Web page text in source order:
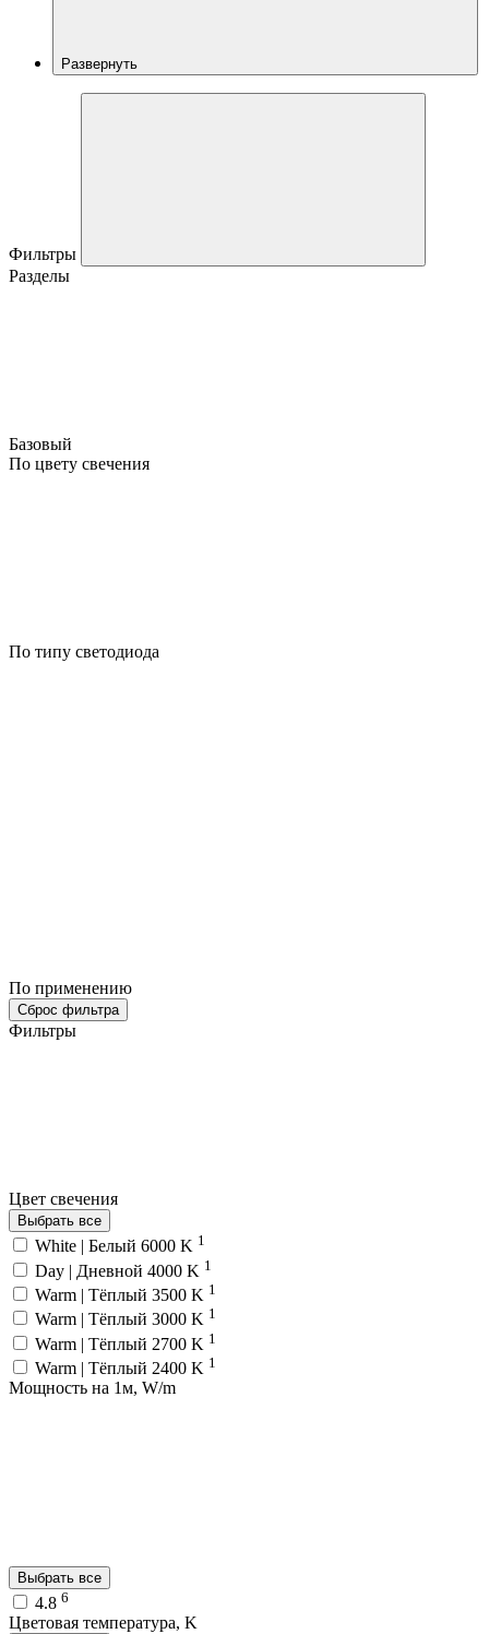
Развернуть
Фильтры
Разделы
Базовый
По цвету свечения
По типу светодиода
По применению
Сброс фильтра
Фильтры
Цвет свечения
Выбрать все
White | Белый 6000 K 1
Day | Дневной 4000 K 1
Warm | Тёплый 3500 K 1
Warm | Тёплый 3000 K 1
Warm | Тёплый 2700 K 1
Warm | Тёплый 2400 K 1
Мощность на 1м, W/m
Выбрать все
4.8 6
Цветовая температура, K